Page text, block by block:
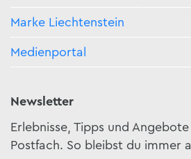
Marke Liechtenstein
Medienportal
Newsletter
Erlebnisse, Tipps und
Postfach. So bleibst du immer